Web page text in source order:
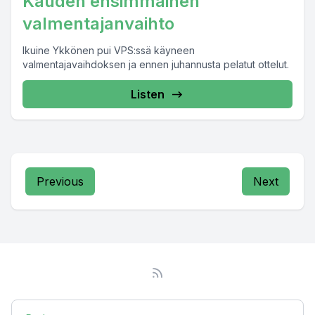
valmentajanvaihto
Ikuine Ykkönen pui VPS:ssä käyneen
valmentajavaihdoksen ja ennen juhannusta pelatut ottelut.
Listen
Previous Next